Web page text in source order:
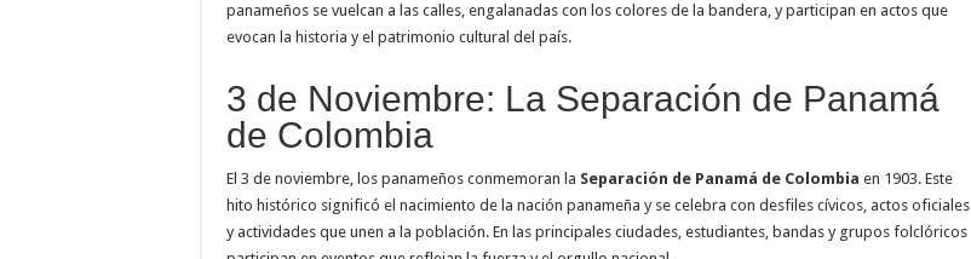
panameños se vuelcan a las calles, engalanadas con los colores de la bandera, y participan en actos que
evocan la historia y el patrimonio cultural del país.
3 de Noviembre: La Separación de Panamá
de Colombia
El 3 de noviembre, los panameños conmemoran la Separación de Panamá de Colombia en 1903. Este
hito histórico significó el nacimiento de la nación panameña y se celebra con desfiles cívicos, actos oficiales
y actividades que unen a la población. En las principales ciudades, estudiantes, bandas y grupos folclóricos